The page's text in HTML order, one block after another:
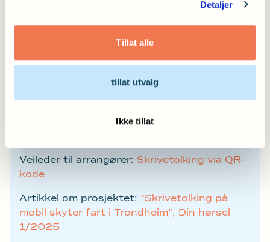
Detaljer
Tillat alle
tillat utvalg
Ikke tillat
Dokumentasjon
Veileder til arrangører: Skrivetolking via QR-
kode
Artikkel om prosjektet: "Skrivetolking på
mobil skyter fart i Trondheim", Din hørsel
1/2025